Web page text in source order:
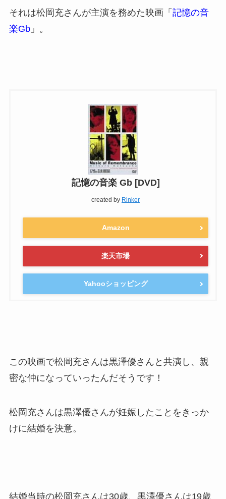
それは松岡充さんが主演を務めた映画「 記憶の音
楽Gb」。
記憶の音楽 Gb [DVD]
created by Rinker
Amazon
楽天市場
Yahooショッピング
この映画で松岡充さんは黒澤優さんと共演し、親
密な仲になっていったんだそうです！
松岡充さんは黒澤優さんが妊娠したことをきっか
けに結婚を決意。
結婚当時の松岡充さんは30歳、黒澤優さんは19歳